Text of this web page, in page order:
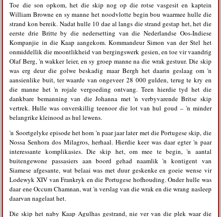
Toe die son opkom, het die skip nog op die rotse vasgesit en kaptein
William Browne en sy manne het noodvlotte begin bou waarmee hulle die
strand kon bereik. Nadat hulle 10 dae al langs die strand gestap het, het die
eerste drie Britte by die nedersetting van die Nederlandse Oos-Indiese
Kompanjie in die Kaap aangekom. Kommandeur Simon van der Stel het
onmiddellik die moontlikheid van bergingswerk gesien, en toe vir vaandrig
Olaf Berg, 'n wakker leier, en sy groep manne na die wrak gestuur. Die skip
was erg deur die golwe beskadig maar Bergh het daarin geslaag om 'n
aansienlike buit, ter waarde van ongeveer 28 000 gulden, terug te kry en
die manne het 'n rojale vergoeding ontvang. Teen hierdie tyd het die
dankbare bemanning van die Johanna met 'n verbyvarende Britse skip
vertrek. Hulle was onverskillig teenoor die lot van hul goud – 'n minder
belangrike kleinood as hul lewens.
'n Soortgelyke episode het hom 'n paar jaar later met die Portugese skip, die
Nossa Senhora dos Milagros, herhaal. Hierdie keer was daar egter 'n paar
interessante komplikasies. Die skip het, om mee te begin, 'n aantal
buitengewone passasiers aan boord gehad naamlik 'n kontigent van
Siamese afgesante, wat belaai was met duur geskenke en goeie wense vir
Lodewyk XIV van Frankryk en die Portugese hofhouding. Onder hulle was
daar ene Occum Chamnan, wat 'n verslag van die wrak en die wrang nasleep
daarvan nagelaat het.
Die skip het naby Kaap Agulhas gestrand, nie ver van die plek waar die